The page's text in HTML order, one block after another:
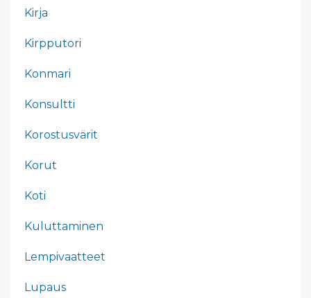
Kirja
Kirpputori
Konmari
Konsultti
Korostusvärit
Korut
Koti
Kuluttaminen
Lempivaatteet
Lupaus